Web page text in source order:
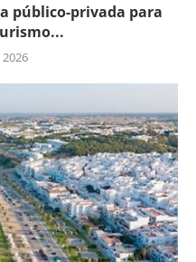
público-privada para